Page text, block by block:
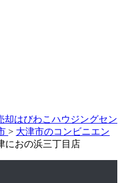
却はびわこハウジングセン
> 大津市のコンビニエン
におの浜三丁目店